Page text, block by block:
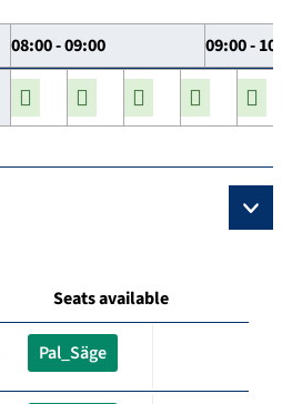
08:00 - 09:00 09:00 -
Seats available
Pal_Säge